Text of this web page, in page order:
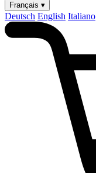
Français ▾
Deutsch English Italiano